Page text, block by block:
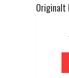
Originalt